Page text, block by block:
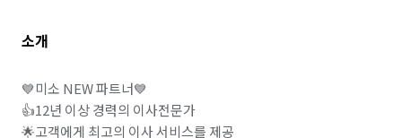
소개
💙미소 NEW 파트너💙
👍12년 이상 경력의 이사전문가
🌟고객에게 최고의 이사 서비스를 제공